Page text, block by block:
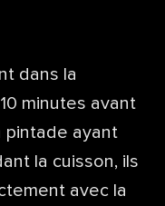
dans la
minutes avant
pintade ayant
la cuisson, ils
avec la